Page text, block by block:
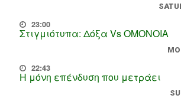
23:00
Στιγμιότυπα: Δόξα Vs OMONOIA
22:43
Η μόνη επένδυση που μετράει